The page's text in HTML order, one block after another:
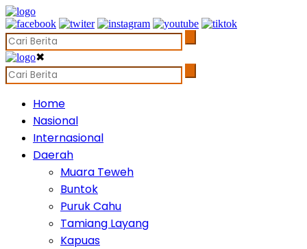
✖
Home
Nasional
Internasional
Daerah
Muara Teweh
Buntok
Puruk Cahu
Tamiang Layang
Kapuas